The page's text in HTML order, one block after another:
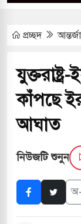
হয়ে আসছে
মুখোমুখি
৬ শ্রমিক
নিয়ন্ত্রণে
প্রচ্ছদ
কাঁপছে
আঘাত
নিউজটি শুনুন